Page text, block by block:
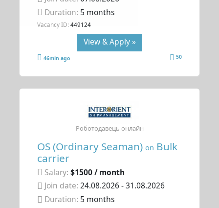
Duration: 5 months
Vacancy ID: 449124
View & Apply »
46min ago 50
OS (Ordinary Seaman)on Bulk
carrier
Salary: $1500 / month
Join date: 24.08.2026- 31.08.2026
Duration: 5 months
Роботодавець онлайн